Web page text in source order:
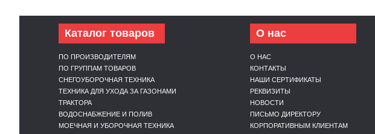
Каталог товаров
ПО ПРОИЗВОДИТЕЛЯМ
ПО ГРУППАМ ТОВАРОВ
СНЕГОУБОРОЧНАЯ ТЕХНИКА
ТЕХНИКА ДЛЯ УХОДА ЗА ГАЗОНАМИ
ТРАКТОРА
ВОДОСНАБЖЕНИЕ И ПОЛИВ
МОЕЧНАЯ И УБОРОЧНАЯ ТЕХНИКА
О нас
О НАС
КОНТАКТЫ
НАШИ СЕРТИФИКАТЫ
РЕКВИЗИТЫ
НОВОСТИ
ПИСЬМО ДИРЕКТОРУ
КОРПОРАТИВНЫМ КЛИЕНТАМ